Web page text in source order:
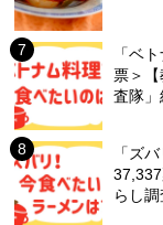
「ベ
票＞
査隊」
「ズ
らし